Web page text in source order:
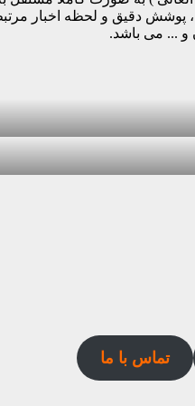
، پوشش دقیق و لحظه اخبار
... می باشد.
تماس با ما